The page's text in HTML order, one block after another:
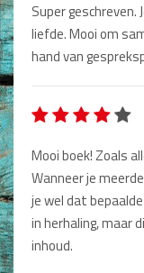
Naam *
Beschrijving *
Super
liefde. Mooi om
hand van
Mooi boek! Zoals
Wanneer je
je wel dat
in herhaling, maar
inhoud.